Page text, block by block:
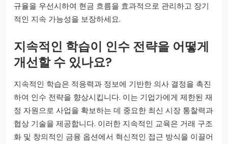
규율을 우선시하여 현금 흐름을 효과적으로 관리하고 장기
적인 지속 가능성을 보장하세요.
지속적인 학습이 인수 전략을 어떻게
개선할 수 있나요?
지속적인 학습은 적응력과 정보에 기반한 의사 결정을 촉진
하여 인수 전략을 향상시킵니다. 이는 기업가에게 제한된 재
정 자원으로 사업을 확보하는 데 중요한 최신 시장 통찰력과
협상 기술을 제공합니다. 이러한 지속적인 교육은 거래 구조
화 및 창의적인 금융 옵션에서 혁신적인 접근 방식을 이끌어